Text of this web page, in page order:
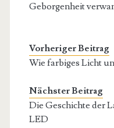
Geborgenheit
Vorheriger Beitrag
Wie farbiges Licht
Nächster Beitrag
Die Geschichte der
LED